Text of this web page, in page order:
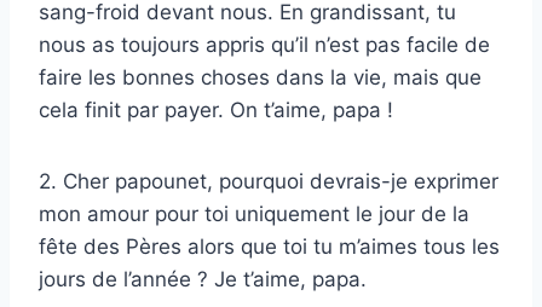
sang-froid devant nous. En grandissant, tu
nous as toujours appris qu’il n’est pas facile de
faire les bonnes choses dans la vie, mais que
cela finit par payer. On t’aime, papa !
2. Cher papounet, pourquoi devrais-je exprimer
mon amour pour toi uniquement le jour de la
fête des Pères alors que toi tu m’aimes tous les
jours de l’année ? Je t’aime, papa.